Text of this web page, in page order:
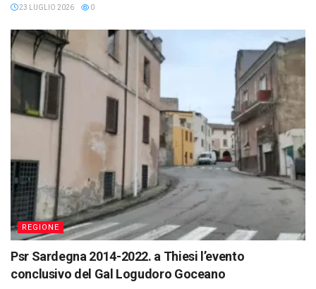
23 LUGLIO 2026 0
REGIONE
Psr Sardegna 2014-2022. a Thiesi l’evento
conclusivo del Gal Logudoro Goceano